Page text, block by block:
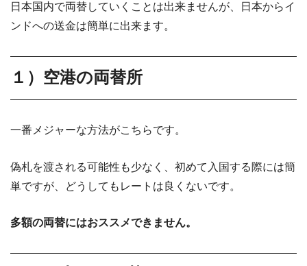
日本国内で両替していくことは出来ませんが、日本からイ
ンドへの送金は簡単に出来ます。
１）空港の両替所
一番メジャーな方法がこちらです。
偽札を渡される可能性も少なく、初めて入国する際には簡
単ですが、どうしてもレートは良くないです。
多額の両替にはおススメできません。